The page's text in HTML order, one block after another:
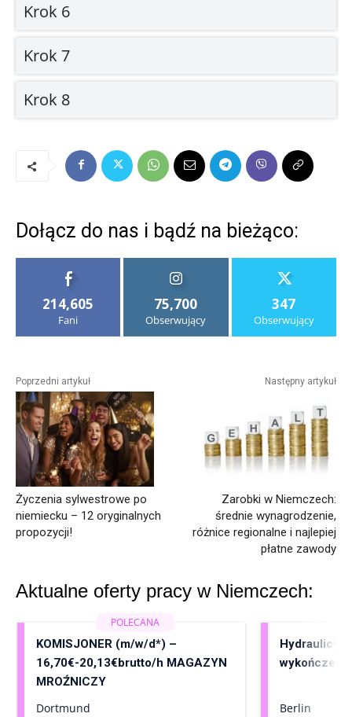
Krok 6
Krok 7
Krok 8
Dołącz do nas i bądź na bieżąco:
214,605
Fani
75,700
Obserwujący
347
Obserwujący
Poprzedni artykuł
Życzenia sylwestrowe po
niemiecku – 12 oryginalnych
propozycji!
Następny artykuł
Zarobki w Niemczech:
średnie wynagrodzenie,
różnice regionalne i najlepiej
płatne zawody
Aktualne oferty pracy w Niemczech:
KOMISJONER (m/w/d*) –
16,70€-20,13€brutto/h MAGAZYN
MROŹNICZY
Dortmund
Hydraulicy,
Berlin